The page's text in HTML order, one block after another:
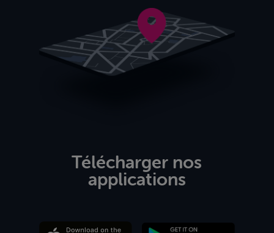
Télécharger nos
applications